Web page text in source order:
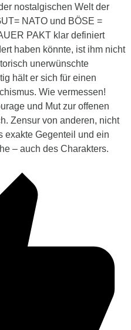
nostalgischen Welt der
NATO und BÖSE =
PAKT klar definiert
haben könnte, ist ihm nicht
unerwünschte
hält er sich für einen
Wie vermessen!
und Mut zur offenen
Zensur von anderen, nicht
exakte Gegenteil und ein
– auch des Charakters.